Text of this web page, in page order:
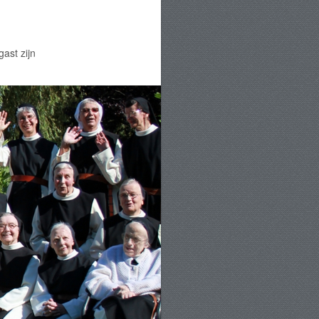
zijn